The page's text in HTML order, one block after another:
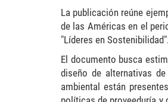
La publicación reúne
de las Américas en el
"Líderes en Sostenibilidad".
El documento busca
diseño de alternativas
ambiental están